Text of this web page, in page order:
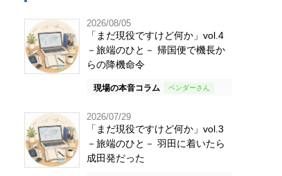
2026/08/05
「まだ現役ですけど何か」vol.4
－旅端のひと－ 帰国便で機長か
らの降機命令
現場の本音コラム
2026/07/29
「まだ現役ですけど何か」vol.3
－旅端のひと－ 羽田に着いたら
成田発だった